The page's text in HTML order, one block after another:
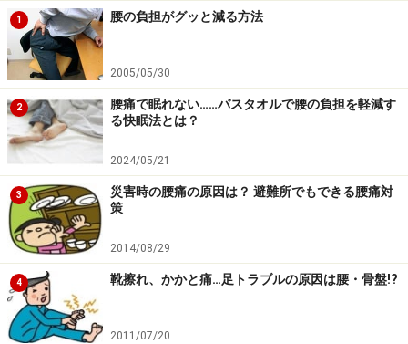
1 腰の負担がグッと減る方法
2005/05/30
2
腰痛で眠れない……バスタオルで腰の負担を軽減す
る快眠法とは？
2024/05/21
3
災害時の腰痛の原因は？ 避難所でもできる腰痛対
策
2014/08/29
4 靴擦れ、かかと痛…足トラブルの原因は腰・骨盤!?
2011/07/20